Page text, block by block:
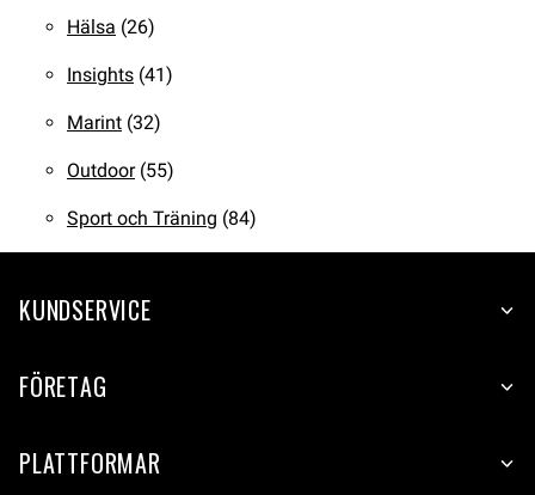
Hälsa (26)
Insights (41)
Marint (32)
Outdoor(55)
Sport och Träning (84)
KUNDSERVICE
FÖRETAG
PLATTFORMAR